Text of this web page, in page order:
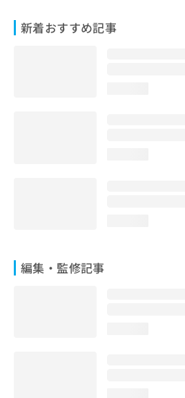
新着おすすめ記事
編集・監修記事
問
い